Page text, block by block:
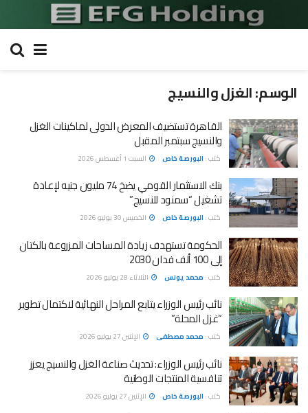
الوسم:الغزل والنسيج
القاهرة تستضيف المعرض الدولى لماكينات الغزل
والنسيج سبتمبر المقبل
كتب : البورصة خاص السبت 1 أغسطس 2026
بنك الاستثمار القومي يضخ 74 مليون جنيه لإعادة
تشغيل “سمنود للنسيج”
كتب : البورصة خاص الخميس 30 يوليو 2026
الحكومة تستهدف زيادة المساحات المزروعة بالكتان
إلى 100 ألف فدان 2030
كتب : محمد يونس الثلاثاء 28 يوليو 2026
نائب رئيس الوزراء يتابع المراحل النهائية لاكتمال تطوير
“غزل المحلة”
كتب : محمد مصطفى الإثنين 27 يوليو 2026
نائب رئيس الوزراء: تحديث صناعة الغزل والنسيج يعزز
تنافسية المنتجات الوطنية
كتب : البورصة خاص الإثنين 27 يوليو 2026